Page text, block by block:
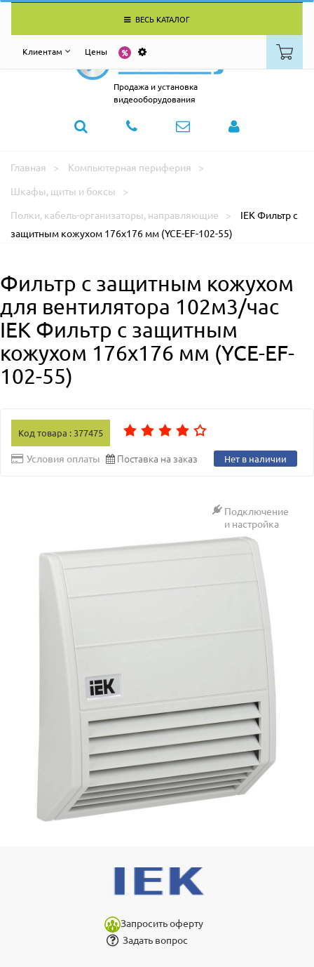
ВЕСЬ КАТАЛОГ
Клиентам Цены
Продажа и установка
видеооборудования
Главная
Компьютерная периферия
Шкафы, щиты и боксы
Полки, кабель-организаторы, направляющие
IEK Фильтр c
защитным кожухом 176x176 мм (YCE-EF-102-55)
Фильтр c защитным кожухом
для вентилятора 102м3/час
IEK Фильтр c защитным
кожухом 176x176 мм (YCE-EF-
102-55)
Код товара : 377475
Условия оплаты Поставка на заказ Нет в наличии
Подключение
и настройка
Запросить оферту
Задать вопрос